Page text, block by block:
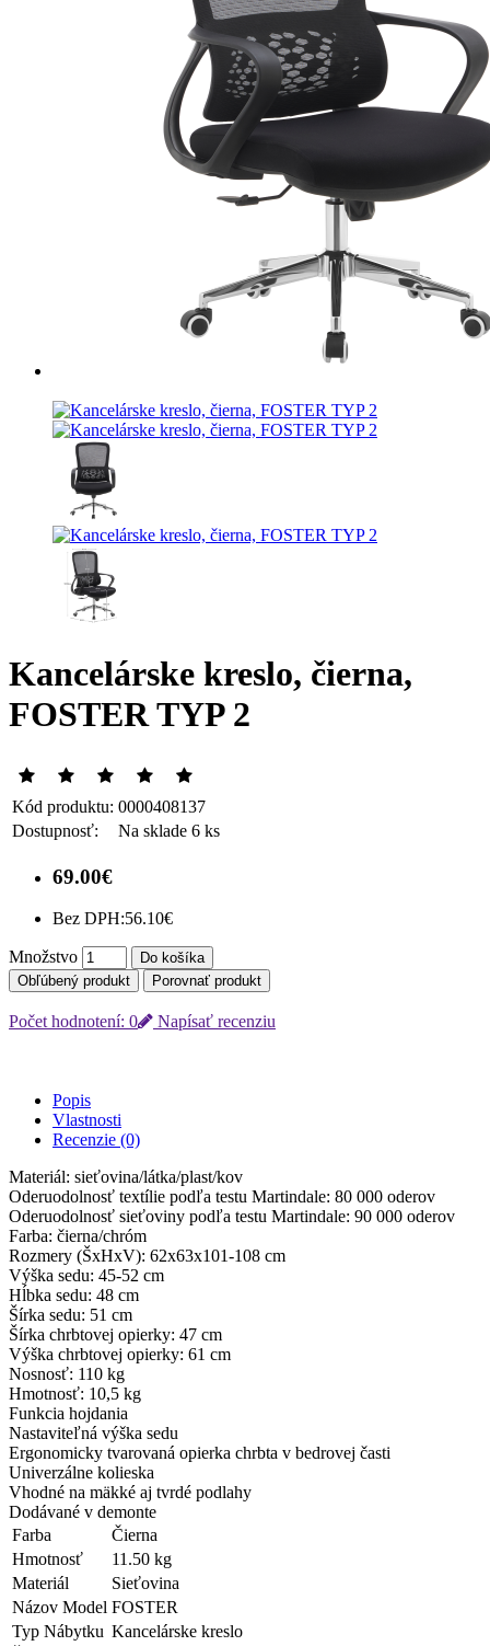
Kancelárske kreslo, čierna,
FOSTER TYP 2
Kód produktu: 0000408137
Dostupnosť:
Na sklade 6 ks
69.00€
Bez DPH:56.10€
Množstvo
Do košíka
Obľúbený produkt
Porovnať produkt
Počet hodnotení: 0 Napísať recenziu
Popis
Vlastnosti
Recenzie (0)
Materiál: sieťovina/látka/plast/kov
Oderuodolnosť textílie podľa testu Martindale: 80 000 oderov
Oderuodolnosť sieťoviny podľa testu Martindale: 90 000 oderov
Farba: čierna/chróm
Rozmery (ŠxHxV): 62x63x101-108 cm
Výška sedu: 45-52 cm
Hĺbka sedu: 48 cm
Šírka sedu: 51 cm
Šírka chrbtovej opierky: 47 cm
Výška chrbtovej opierky: 61 cm
Nosnosť: 110 kg
Hmotnosť: 10,5 kg
Funkcia hojdania
Nastaviteľná výška sedu
Ergonomicky tvarovaná opierka chrbta v bedrovej časti
Univerzálne kolieska
Vhodné na mäkké aj tvrdé podlahy
Dodávané v demonte
Farba
Čierna
Hmotnosť
11.50 kg
Materiál
Sieťovina
Názov Model FOSTER
Typ Nábytku Kancelárske kreslo